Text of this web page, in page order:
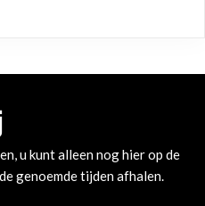
u kunt alleen nog hier op de
genoemde tijden afhalen.